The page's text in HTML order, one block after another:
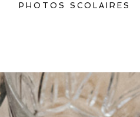
PHOTOS SCOLAIRES